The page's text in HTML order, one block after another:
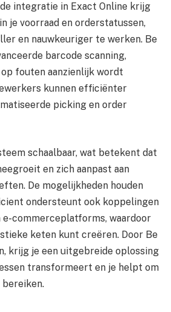
integratie in Exact Online krijg
je voorraad en orderstatussen,
en nauwkeuriger te werken. Be
barcode scanning,
fouten aanzienlijk wordt
kunnen efficiënter
picking en order
schaalbaar, wat betekent dat
en zich aanpast aan
De mogelijkheden houden
ondersteunt ook koppelingen
commerceplatforms, waardoor
keten kunt creëren. Door Be
krijg je een uitgebreide oplossing
transformeert en je helpt om